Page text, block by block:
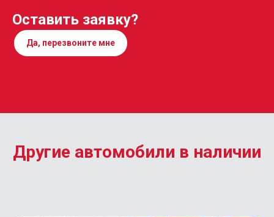
Оставить заявку?
Да, перезвоните мне
Другие автомобили в наличии